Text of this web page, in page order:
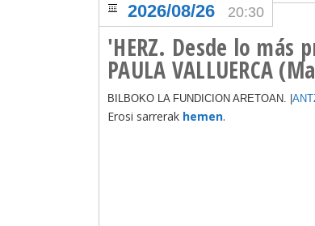
'HERZ. Desde lo
PAULA VALLUERCA
2026/08/26 20:30
BILBOKO LA FUNDICION ARETOAN. |
Erosi sarrerak hemen.